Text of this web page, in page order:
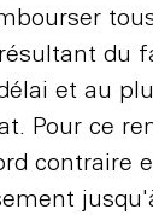
du
et au
Pour ce